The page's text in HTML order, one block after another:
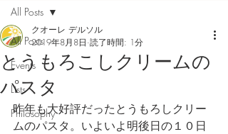
All Posts
Events
Lists
Philosophy
All Posts
とうもろこしクリームの
パスタ
クオーレ デルソル
2019年8月8日 読了時間: 1分
昨年も大好評だったとうもろしクリー
ムのパスタ。いよいよ明後日の１０日